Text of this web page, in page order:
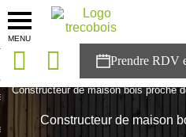
MENU
solutions
Constructeur de maison bois proche
Constructeur de maison